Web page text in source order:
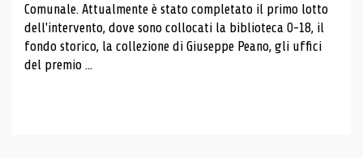
Comunale. Attualmente è stato completato il primo lotto
dell'intervento, dove sono collocati la biblioteca 0-18, il
fondo storico, la collezione di Giuseppe Peano, gli uffici
del premio ...